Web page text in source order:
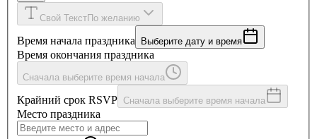
Свой ТекстПо желанию
Время начала праздника Выберите дату и время
Время окончания праздника
Сначала выберите время начала
Крайний срок RSVP Сначала выберите время начала
Место праздника